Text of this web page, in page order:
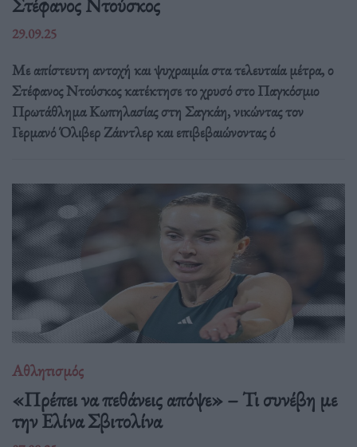
29.09.25
Με απίστευτη αντοχή και ψυχραιμία στα τελευταία μέτρα, ο
Στέφανος Ντούσκος κατέκτησε το χρυσό στο Παγκόσμιο
Πρωτάθλημα Κωπηλασίας στη Σαγκάη, νικώντας τον
Γερμανό Όλιβερ Ζάιντλερ και επιβεβαιώνοντας ό
Αθλητισμός
«Πρέπει να πεθάνεις απόψε» – Τι συνέβη με
την Ελίνα Σβιτολίνα